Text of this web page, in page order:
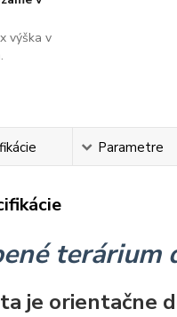
výška v
Parametre
terárium
je orientačne